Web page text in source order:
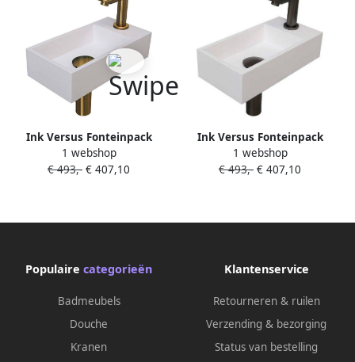
Ink Versus Fonteinpack
Polystone rechts fonte raan
designsifon afvoerplug incl
1 webshop
€ 493,- € 407,10
Ink Versus Fonteinpack
Polystone rechts fonte raan
designsifon afvoerplug incl
1 webshop
€ 493,- € 407,10
Populaire categorieën
Badmeubels
Douche
Kranen
Klantenservice
Retourneren & ruilen
Verzending & bezorging
Status van bestelling